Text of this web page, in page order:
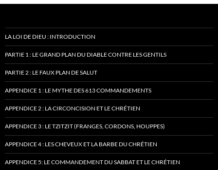
LA LOI DE DIEU : INTRODUCTION
PARTIE 1 : LE GRAND PLAN DU DIABLE CONTRE LES GENTILS
PARTIE 2 : LE FAUX PLAN DE SALUT
APPENDICE 1 : LE MYTHE DES 613 COMMANDEMENTS
APPENDICE 2 : LA CIRCONCISION ET LE CHRÉTIEN
APPENDICE 3 : LE TZITZIT (FRANGES, CORDONS, HOUPPES)
APPENDICE 4 : LES CHEVEUX ET LA BARBE DU CHRÉTIEN
APPENDICE 5: LE COMMANDEMENT DU SABBAT ET LE CHRÉTIEN